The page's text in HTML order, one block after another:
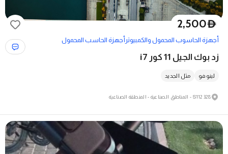
D
2,500
أجهزة الحاسوب المحمول والكمبيوترأجهزة الحاسب المحمول
زد بوك الجيل 11 كور i7
لينوفو مثل الجديد
328 S112 - المناطق الصناعية - المنطقة الصناعية